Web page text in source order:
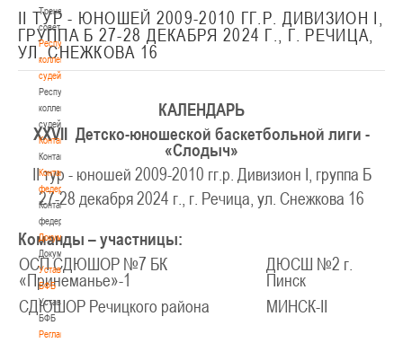
Тренерский
совет
Республиканская
коллегия
судей
Республиканская
коллегия
судей
Контакты
Контакты
Контакты
федерации
Контакты
федерации
Документы
Документы
Устав
БФБ
Устав
БФБ
Регламентирующие
II ТУР - ЮНОШЕЙ 2009-2010 ГГ.Р. ДИВИЗИОН I,
ГРУППА Б 27-28 ДЕКАБРЯ 2024 Г., Г. РЕЧИЦА,
УЛ. СНЕЖКОВА 16
КАЛЕНДАРЬ
XXVII Детско-юношеской баскетбольной лиги -
«Слодыч»
II тур - юношей 2009-2010 гг.р. Дивизион I, группа Б
27-28 декабря 2024 г., г. Речица, ул. Снежкова 16
Команды – участницы:
ОСП СДЮШОР №7 БК
«Принеманье»-1
ДЮСШ №2 г.
Пинск
СДЮШОР Речицкого района
МИНСК-II